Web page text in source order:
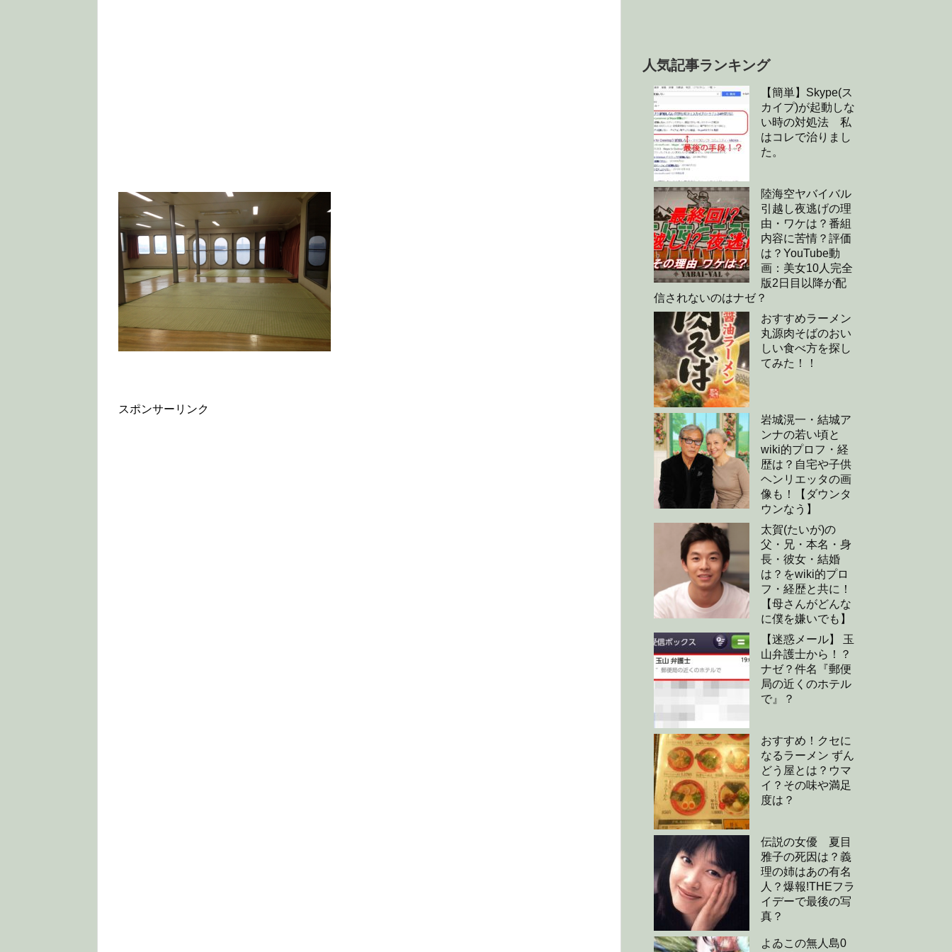
スポンサーリンク
人気記事ランキング
【簡単】Skype(ス
カイプ)が起動しな
い時の対処法 私
はコレで治りまし
た。
陸海空ヤバイバル
引越し夜逃げの理
由・ワケは？番組
内容に苦情？評価
は？YouTube動
画：美女10人完全
版2日目以降が配
信されないのはナゼ？
おすすめラーメン
丸源肉そばのおい
しい食べ方を探し
てみた！！
岩城滉一・結城ア
ンナの若い頃と
wiki的プロフ・経
歴は？自宅や子供
ヘンリエッタの画
像も！【ダウンタ
ウンなう】
太賀(たいが)の
父・兄・本名・身
長・彼女・結婚
は？をwiki的プロ
フ・経歴と共に！
【母さんがどんな
に僕を嫌いでも】
【迷惑メール】 玉
山弁護士から！？
ナゼ？件名『郵便
局の近くのホテル
で』？
おすすめ！クセに
なるラーメン ずん
どう屋とは？ウマ
イ？その味や満足
度は？
伝説の女優 夏目
雅子の死因は？義
理の姉はあの有名
人？爆報!THEフラ
イデーで最後の写
真？
よゐこの無人島0